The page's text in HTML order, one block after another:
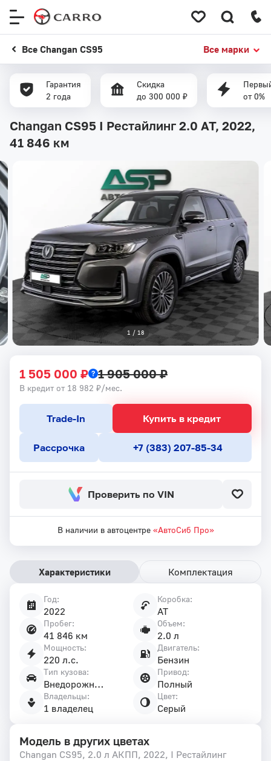
Все Changan CS95 Все марки
Гарантия
2 года
Скидка
до 300 000 ₽
от 0%
Changan CS95 I Рестайлинг 2.0 AT, 2022,
41 846 км
1 / 18
1 505 000 ₽ 1 905 000 ₽
В кредит от 18 982 ₽/мес.
Купить в кредит
Trade-In
Рассрочка +7 (383) 207-85-34
Проверить по VIN
В наличии в автоцентре «АвтоСиб Про»
Характеристики Комплектация
Год:
2022
Коробка:
AT
Пробег:
41 846 км
Объем:
2.0 л
Мощность:
220 л.с.
Двигатель:
Бензин
Тип кузова:
Внедорожник 5 дв.
Привод:
Полный
Владельцы:
1 владелец
Цвет:
Серый
Модель в других цветах
Changan CS95, 2.0 л АКПП, 2022, I Рестайлинг